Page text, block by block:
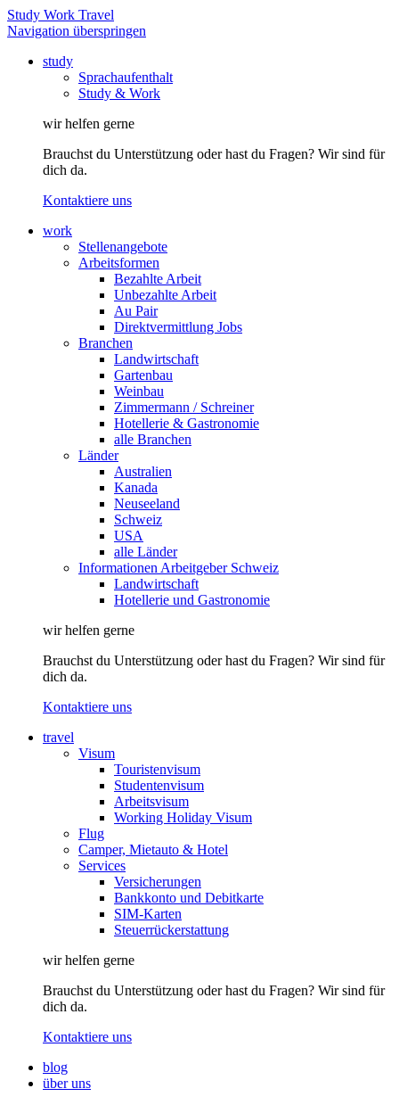
Study Work Travel
Navigation überspringen
study
Sprachaufenthalt
Study & Work
wir helfen gerne
Brauchst du Unterstützung oder hast du Fragen? Wir sind für
dich da.
Kontaktiere uns
work
Stellenangebote
Arbeitsformen
Bezahlte Arbeit
Unbezahlte Arbeit
Au Pair
Direktvermittlung Jobs
Branchen
Landwirtschaft
Gartenbau
Weinbau
Zimmermann / Schreiner
Hotellerie & Gastronomie
alle Branchen
Länder
Australien
Kanada
Neuseeland
Schweiz
USA
alle Länder
Informationen Arbeitgeber Schweiz
Landwirtschaft
Hotellerie und Gastronomie
wir helfen gerne
Brauchst du Unterstützung oder hast du Fragen? Wir sind für
dich da.
Kontaktiere uns
travel
Visum
Touristenvisum
Studentenvisum
Arbeitsvisum
Working Holiday Visum
Flug
Camper, Mietauto & Hotel
Services
Versicherungen
Bankkonto und Debitkarte
SIM-Karten
Steuerrückerstattung
wir helfen gerne
Brauchst du Unterstützung oder hast du Fragen? Wir sind für
dich da.
Kontaktiere uns
blog
über uns